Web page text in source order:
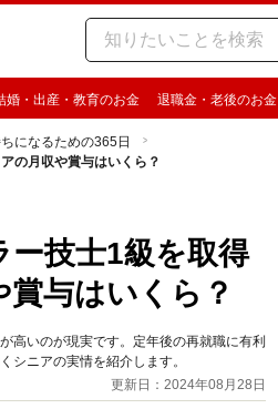
婚・出産・教育のお金 退職金・老後のお金
になるための365日
の月収や賞与はいくら？
ー技士1級を取得
与はいくら？
高いのが現実です。定年後の再就職に有利
シニアの実情を紹介します。
更新日：2024年08月28日